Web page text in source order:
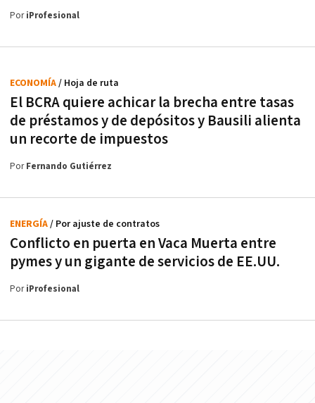
PoriProfesional
El BCRA quiere achicar la brecha entre tasas
de préstamos y de depósitos y Bausili alienta
un recorte de impuestos
ECONOMÍA/ Hoja de ruta
PorFernando Gutiérrez
Conflicto en puerta en Vaca Muerta entre
pymes y un gigante de servicios de EE.UU.
ENERGÍA/ Por ajuste de contratos
PoriProfesional